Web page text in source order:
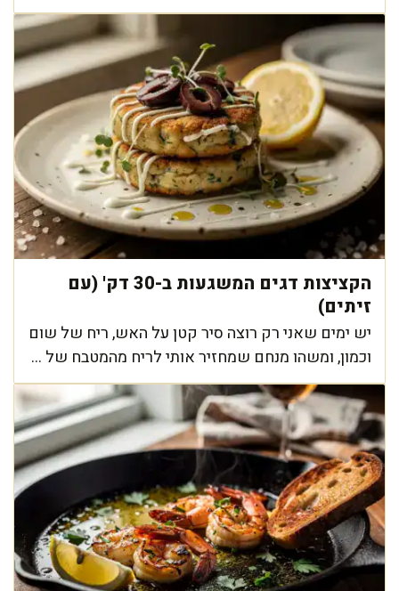
הקציצות דגים המשגעות ב-30 דק' (עם
זיתים)
יש ימים שאני רק רוצה סיר קטן על האש, ריח של שום
וכמון, ומשהו מנחם שמחזיר אותי לריח מהמטבח של ...